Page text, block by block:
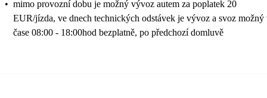
• mimo provozní dobu je možný vývoz autem za poplatek 20
EUR/jízda, ve dnech technických odstávek je vývoz a svoz možný
čase 08:00 - 18:00hod bezplatně, po předchozí domluvě